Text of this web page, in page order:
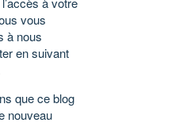
vous
à nous
en suivant
que ce blog
nouveau